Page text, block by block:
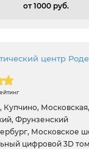
от 1000 pуб.
центр
Купчино,
Фрунзенский
Московское
цифровой 3D